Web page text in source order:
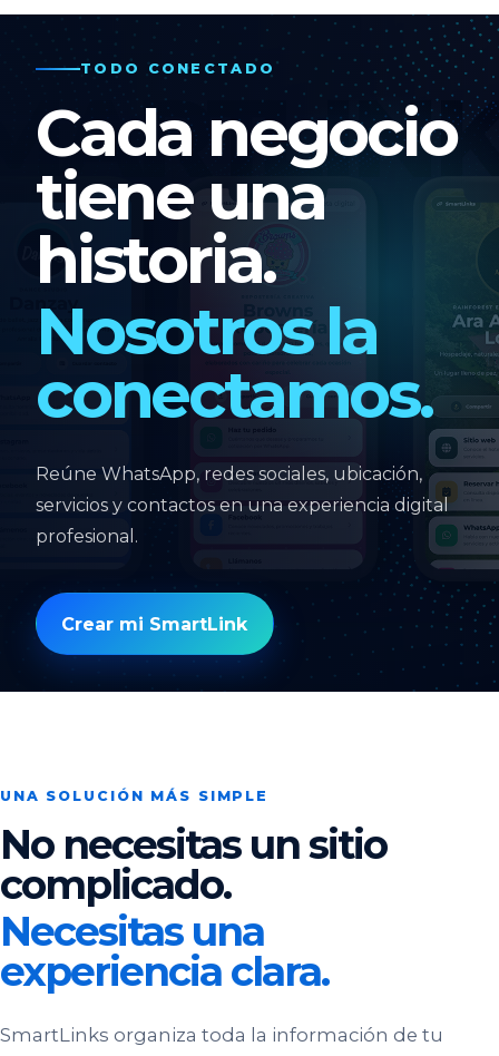
TODO CONECTADO
Cada negocio
tiene una
historia.
Nosotros la
conectamos.
Reúne WhatsApp, redes sociales, ubicación,
servicios y contactos en una experiencia digital
profesional.
Crear mi SmartLink
UNA SOLUCIÓN MÁS SIMPLE
No necesitas un sitio
complicado.
Necesitas una
experiencia clara.
SmartLinks organiza toda la información de tu